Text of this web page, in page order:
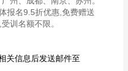
报名9.5折优惠,免费赠送
训名额不限。
关信息后发送邮件至